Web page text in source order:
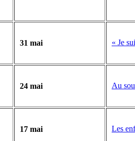
31 mai « Je
24 mai Au
17 mai Les